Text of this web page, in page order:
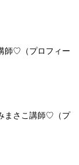
師♡（プロフィー
まさこ講師♡（プ